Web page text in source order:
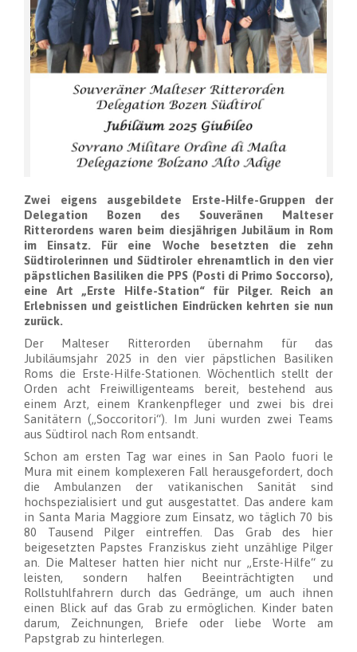
Zwei eigens ausgebildete Erste-Hilfe-Gruppen der
Delegation Bozen des Souveränen Malteser
Ritterordens waren beim diesjährigen Jubiläum in Rom
im Einsatz. Für eine Woche besetzten die zehn
Südtirolerinnen und Südtiroler ehrenamtlich in den vier
päpstlichen Basiliken die PPS (Posti di Primo Soccorso),
eine Art „Erste Hilfe-Station“ für Pilger. Reich an
Erlebnissen und geistlichen Eindrücken kehrten sie nun
zurück.
Der Malteser Ritterorden übernahm für das
Jubiläumsjahr 2025 in den vier päpstlichen Basiliken
Roms die Erste-Hilfe-Stationen. Wöchentlich stellt der
Orden acht Freiwilligenteams bereit, bestehend aus
einem Arzt, einem Krankenpfleger und zwei bis drei
Sanitätern („Soccoritori“). Im Juni wurden zwei Teams
aus Südtirol nach Rom entsandt.
Schon am ersten Tag war eines in San Paolo fuori le
Mura mit einem komplexeren Fall herausgefordert, doch
die Ambulanzen der vatikanischen Sanität sind
hochspezialisiert und gut ausgestattet. Das andere kam
in Santa Maria Maggiore zum Einsatz, wo täglich 70 bis
80 Tausend Pilger eintreffen. Das Grab des hier
beigesetzten Papstes Franziskus zieht unzählige Pilger
an. Die Malteser hatten hier nicht nur „Erste-Hilfe“ zu
leisten, sondern halfen Beeinträchtigten und
Rollstuhlfahrern durch das Gedränge, um auch ihnen
einen Blick auf das Grab zu ermöglichen. Kinder baten
darum, Zeichnungen, Briefe oder liebe Worte am
Papstgrab zu hinterlegen.